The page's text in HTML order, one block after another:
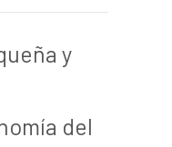
y
del